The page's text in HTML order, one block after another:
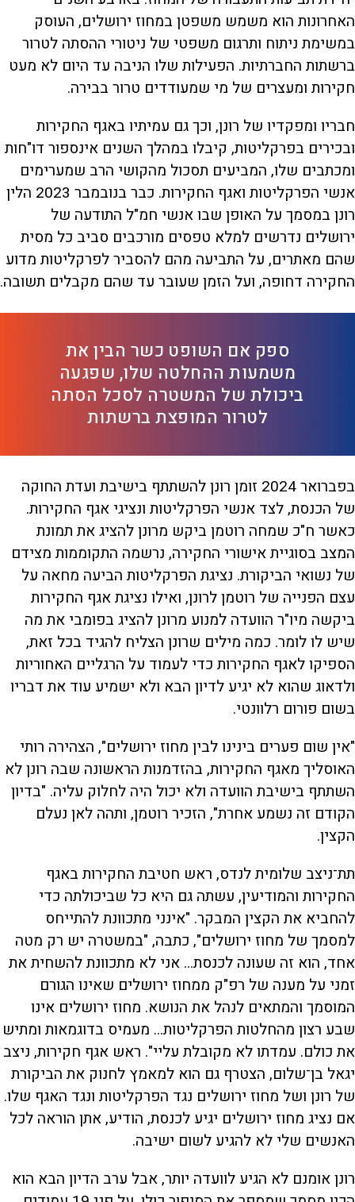
האחרונות הוא משמש משפטן במחוז ירושלים, העוסק
במשימת ניתוח ותרגום משפטי של ניטורי ההסתה לטרור
ברשתות החברתיות. הפעילות שלו הניבה עד היום לא מעט
חקירות ומעצרים של מי שמעודדים טרור בבירה.
חבריו ומפקדיו של רונן, וכך גם עמיתיו באגף החקירות
ובכירים בפרקליטות, קיבלו במהלך השנים אינספור דו"חות
ומכתבים שלו, המביעים תסכול מהקושי הרב שמערימים
אנשי הפרקליטות ואגף החקירות. כבר בנובמבר 2023 הלין
רונן במסמך על האופן שבו אנשי חמ"ל התודעה של
ירושלים נדרשים למלא טפסים מורכבים סביב כל מסית
שהם מאתרים, על התביעה מהם להסביר לפרקליטות מדוע
החקירה דחופה, ועל הזמן שעובר עד שהם מקבלים תשובה.
ספק אם השופט כשר הבין את
משמעות ההחלטה שלו, שפגעה
ביכולת של המשטרה לסכל הסתה
לטרור המופצת ברשתות
בפברואר 2024 זומן רונן להשתתף בישיבת ועדת החוקה
של הכנסת, לצד אנשי הפרקליטות ונציגי אגף החקירות.
כאשר ח"כ שמחה רוטמן ביקש מרונן להציג את תמונת
המצב בסוגיית אישורי החקירה, נרשמה התקוממות מצידם
של נשואי הביקורת. נציגת הפרקליטות הביעה מחאה על
עצם הפנייה של רוטמן לרונן, ואילו נציגת אגף החקירות
ביקשה מיו"ר הוועדה למנוע מרונן להציג בפומבי את מה
שיש לו לומר. כמה מילים שרונן הצליח להגיד בכל זאת,
הספיקו לאגף החקירות כדי לעמוד על הרגליים האחוריות
ולדאוג שהוא לא יגיע לדיון הבא ולא ישמיע עוד את דבריו
בשום פורום רלוונטי.
"אין שום פערים בינינו לבין מחוז ירושלים", הצהירה רותי
האוסליך מאגף החקירות, בהזדמנות הראשונה שבה רונן לא
השתתף בישיבת הוועדה ולא יכול היה לחלוק עליה. "בדיון
הקודם זה נשמע אחרת", הזכיר רוטמן, ותהה לאן נעלם
הקצין.
תת־ניצב שלומית לנדס, ראש חטיבת החקירות באגף
החקירות והמודיעין, עשתה גם היא כל שביכולתה כדי
להחביא את הקצין המבקר. "אינני מתכוונת להתייחס
למסמך של מחוז ירושלים", כתבה, "במשטרה יש רק מטה
אחד, הוא זה שעונה לכנסת... אני לא מתכוונת להשחית את
זמני על מענה של רפ"ק ממחוז ירושלים שאינו הגורם
המוסמך והמתאים לנהל את הנושא. מחוז ירושלים אינו
שבע רצון מהחלטות הפרקליטות... מעמיס בדוגמאות ומתיש
את כולם. עמדתו לא מקובלת עליי". ראש אגף חקירות, ניצב
יגאל בן־שלום, הצטרף גם הוא למאמץ לחנוק את הביקורת
של רונן ושל מחוז ירושלים נגד הפרקליטות ונגד האגף שלו.
אם נציג מחוז ירושלים יגיע לכנסת, הודיע, אתן הוראה לכל
האנשים שלי לא להגיע לשום ישיבה.
רונן אומנם לא הגיע לוועדה יותר, אבל ערב הדיון הבא הוא